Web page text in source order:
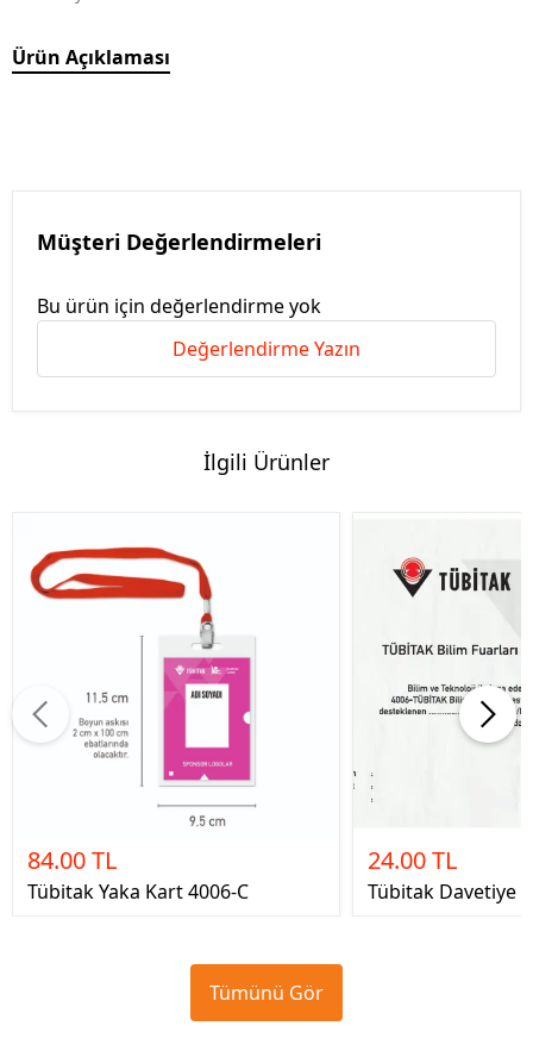
Ürün Açıklaması
Müşteri Değerlendirmeleri
Bu ürün için değerlendirme yok
Değerlendirme Yazın
İlgili Ürünler
84.00 TL
Tübitak Yaka Kart 4006-C
24.00 TL
Tübitak Davetiye
Tümünü Gör